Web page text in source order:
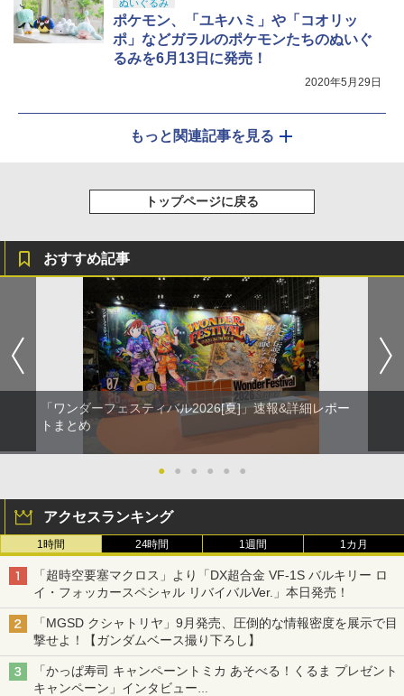
ぬいぐるみ
ポケモン、「ユキハミ」や「コオリッ
ポ」などガラルのポケモンたちのぬいぐ
るみを6月13日に発売！
2020年5月29日
もっと関連記事を見る
トップページに戻る
おすすめ記事
「ワンダーフェスティバル2026[夏]」速報&詳細レポー
トまとめ
● ● ● ● ● ●
アクセスランキング
1時間 24時間 1週間 1カ月
「超時空要塞マクロス」より「DX超合金 VF-1S バルキリー ロ
イ・フォッカースペシャル リバイバルVer.」本日発売！
「MGSD クシャトリヤ」9月発売、圧倒的な情報密度を展示で目
撃せよ！【ガンダムベース撮り下ろし】
「かっぱ寿司 キャンペーントミカ あそべる！くるま プレゼント
キャンペーン」インタビュー